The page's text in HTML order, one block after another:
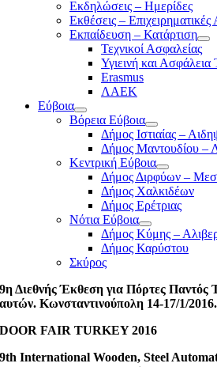
Εκδηλώσεις – Ημερίδες
Εκθέσεις –
Εκπαίδευση – Κατάρτιση
Τεχνικοί Ασφαλείας
Υγιεινή και
Erasmus
ΛΑΕΚ
Εύβοια
Βόρεια Εύβοια
Δήμος Ιστιαίας –
Δήμος Μαντουδίου –
Κεντρική Εύβοια
Δήμος Διρφύων –
Δήμος Χαλκιδέων
Δήμος Ερέτριας
Νότια Εύβοια
Δήμος Κύμης –
Δήμος Καρύστου
Σκύρος
9η Διεθνής Έκθεση για Πόρτες Παντός
αυτών. Κωνσταντινούπολη 14-17/1/2016.
DOOR FAIR TURKEY 2016
9th International Wooden, Steel